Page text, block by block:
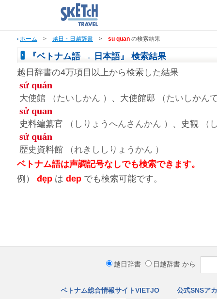
ホーム > 越日・日越辞書 > su quan の検索結果
『ベトナム語 → 日本語』 検索結果
越日辞書の4万項目以上から検索した結果
sứ quán
大使館 （たいしかん ） 、大使館邸 （たいしかん
sử quan
史料編纂官 （しりょうへんさんかん ） 、史観 （
sử quán
歴史資料館 （れきししりょうかん ）
ベトナム語は声調記号なしでも検索できます。
例）
đẹp は dep でも検索可能です。
越日辞書 日越辞書 から
ベトナム総合情報サイトVIETJO 公式SNSア